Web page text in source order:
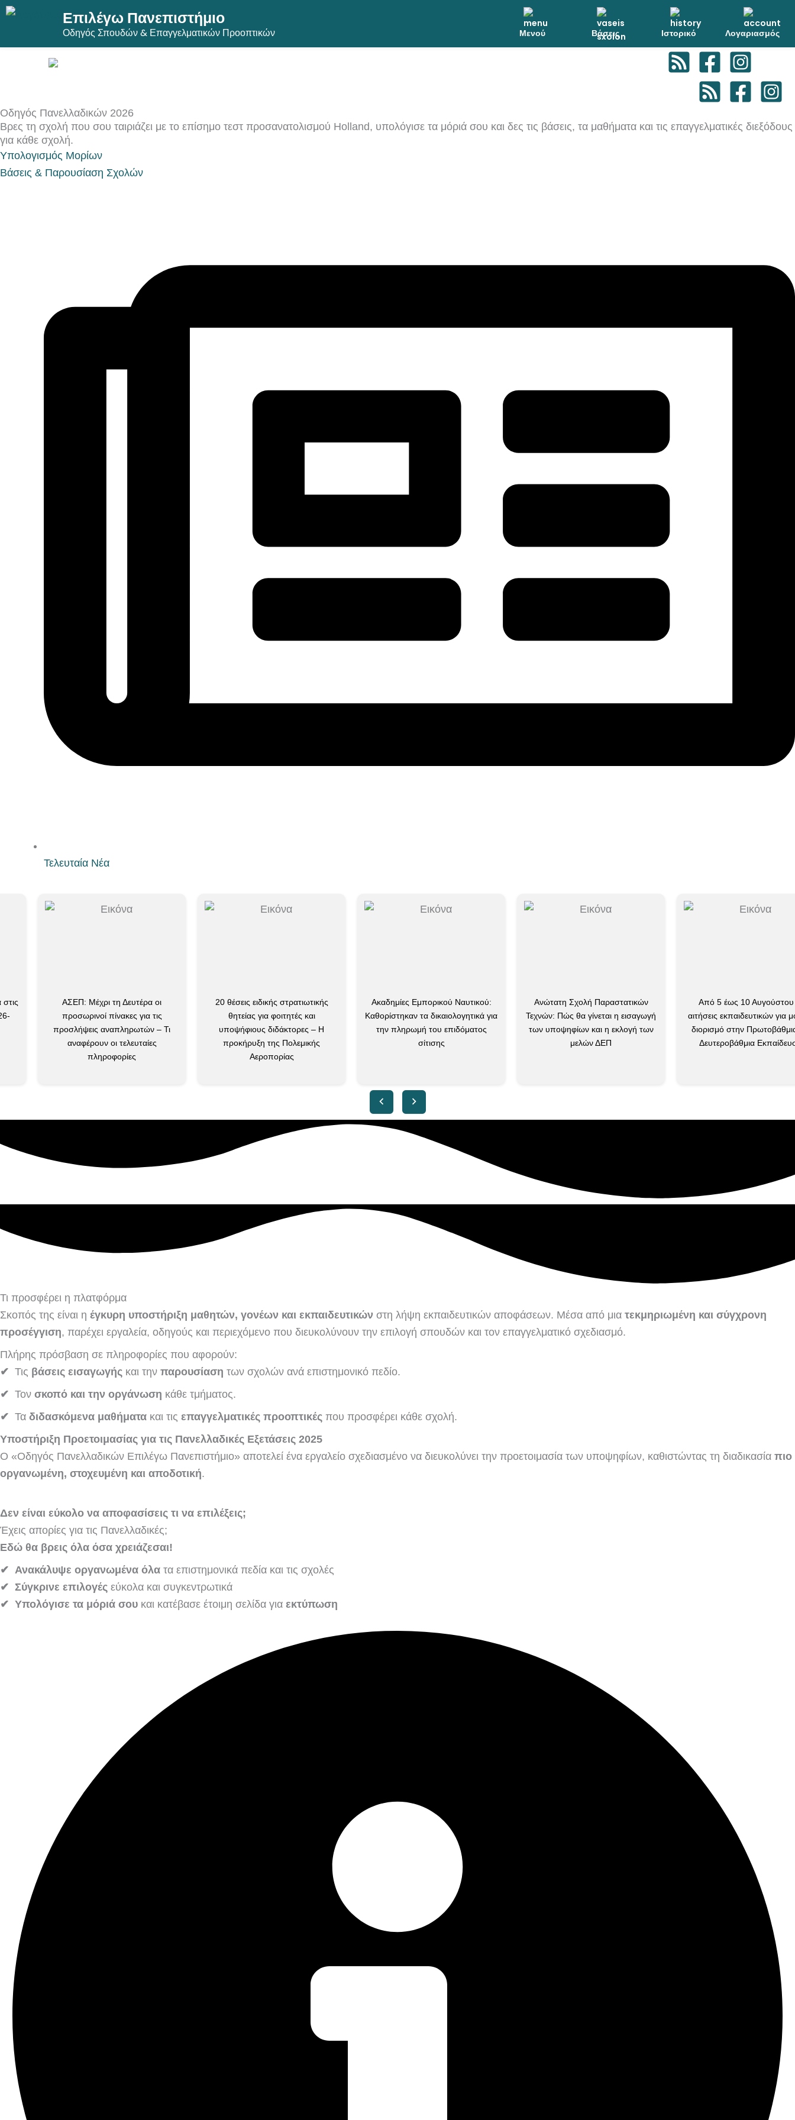
στο
περιεχόμενο
Οδηγός Πανελλαδικών 2026
Βρες τη σχολή που σου ταιριάζει με το επίσημο τεστ προσανατολισμού Holland, υπολόγισε τα μόριά σου και δες τις βάσεις, τα μαθήματα και τις επαγγελματικές διεξόδους
για κάθε σχολή.
Υπολογισμός Μορίων
Βάσεις & Παρουσίαση Σχολών
Τελευταία Νέα
ΑΣΕΠ: Μέχρι τη Δευτέρα οι
προσωρινοί πίνακες για τις
προσλήψεις αναπληρωτών – Τι
αναφέρουν οι τελευταίες
πληροφορίες
20 θέσεις ειδικής στρατιωτικής
θητείας για φοιτητές και
υποψήφιους διδάκτορες – Η
προκήρυξη της Πολεμικής
Αεροπορίας
Ακαδημίες Εμπορικού Ναυτικού:
Καθορίστηκαν τα δικαιολογητικά για
την πληρωμή του επιδόματος
σίτισης
Ανώτατη Σχολή Παραστατικών
Τεχνών: Πώς θα γίνεται η εισαγωγή
των υποψηφίων και η εκλογή των
μελών ΔΕΠ
Από 5 έως 10 Αυγούστου οι
αιτήσεις εκπαιδευτικών για μόνιμο
διορισμό στην Πρωτοβάθμια και
Δευτεροβάθμια Εκπαίδευση
Τι προσφέρει η πλατφόρμα
Σκοπός της είναι η έγκυρη υποστήριξη μαθητών, γονέων και εκπαιδευτικών στη λήψη εκπαιδευτικών αποφάσεων. Μέσα από μια τεκμηριωμένη και σύγχρονη
προσέγγιση, παρέχει εργαλεία, οδηγούς και περιεχόμενο που διευκολύνουν την επιλογή σπουδών και τον επαγγελματικό σχεδιασμό.
Πλήρης πρόσβαση σε πληροφορίες που αφορούν:
✔ Τις βάσεις εισαγωγής και την παρουσίαση των σχολών ανά επιστημονικό πεδίο.
✔ Τον σκοπό και την οργάνωση κάθε τμήματος.
✔ Τα διδασκόμενα μαθήματα και τις επαγγελματικές προοπτικές που προσφέρει κάθε σχολή.
Υποστήριξη Προετοιμασίας για τις Πανελλαδικές Εξετάσεις 2025
Ο «Οδηγός Πανελλαδικών Επιλέγω Πανεπιστήμιο» αποτελεί ένα εργαλείο σχεδιασμένο να διευκολύνει την προετοιμασία των υποψηφίων, καθιστώντας τη διαδικασία πιο
οργανωμένη, στοχευμένη και αποδοτική.
Δεν είναι εύκολο να αποφασίσεις τι να επιλέξεις;
Έχεις απορίες για τις Πανελλαδικές;
Εδώ θα βρεις όλα όσα χρειάζεσαι!
✔ Ανακάλυψε οργανωμένα όλα τα επιστημονικά πεδία και τις σχολές
✔ Σύγκρινε επιλογές εύκολα και συγκεντρωτικά
✔ Υπολόγισε τα μόριά σου και κατέβασε έτοιμη σελίδα για εκτύπωση
Επιλέγω Πανεπιστήμιο
Οδηγός Σπουδών & Επαγγελματικών Προοπτικών Μενού Βάσεις Ιστορικό Λογαριασμός